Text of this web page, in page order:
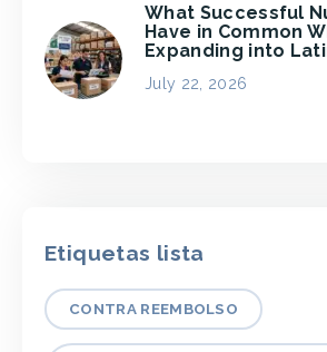
What Successful
Have in Common
Expanding into
July 22, 2026
Etiquetas lista
CONTRA REEMBOLSO